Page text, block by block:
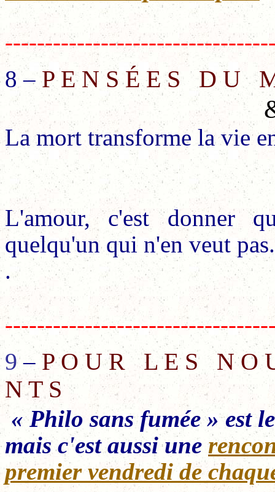
8 –P E N S É E S D U
La mort transforme la vie
L'amour, c'est donner
quelqu'un qui n'en veut pas.
.
9 – P O U R L E S N O
N T S
« Philo sans fumée »est
mais c'est aussi une
premier vendredi de